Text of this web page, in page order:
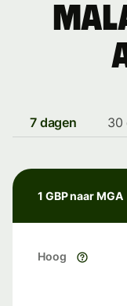
7 dagen 30
1 GBP naar MGA
Hoog